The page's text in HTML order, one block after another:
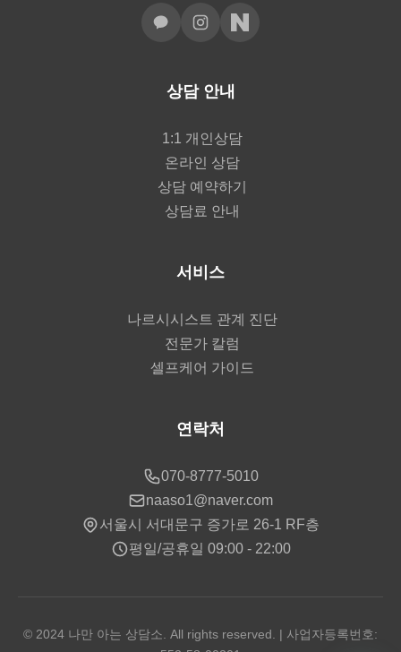
상담 안내
1:1 개인상담
온라인 상담
상담 예약하기
상담료 안내
서비스
나르시시스트 관계 진단
전문가 칼럼
셀프케어 가이드
연락처
070-8777-5010
naaso1@naver.com
서울시 서대문구 증가로 26-1 RF층
평일/공휴일 09:00 - 22:00
© 2024 나만 아는 상담소. All rights reserved. | 사업자등록번호: